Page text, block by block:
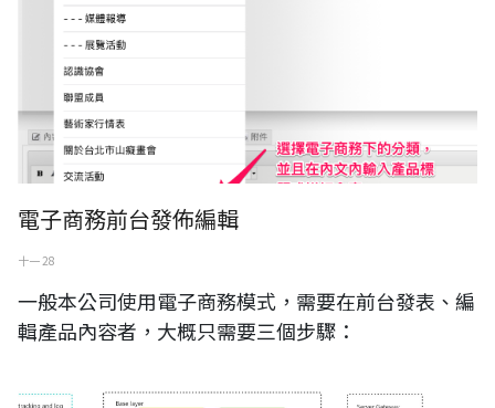
電子商務前台發佈編輯
十一 28
一般本公司使用電子商務模式，需要在前台發表、編
輯產品內容者，大概只需要三個步驟：